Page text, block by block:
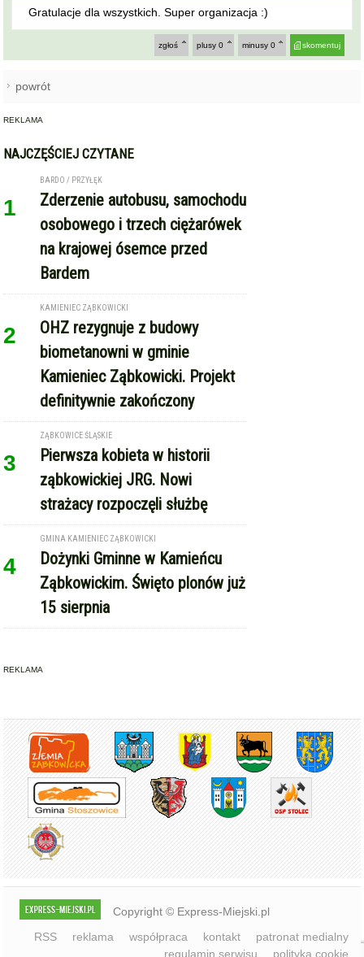
Gratulacje dla wszystkich. Super organizacja :)
skomentuj
minusy 0
plusy 0
zgłoś
powrót
REKLAMA
NAJCZĘŚCIEJ CZYTANE
1
BARDO / PRZYŁĘK
Zderzenie autobusu, samochodu
osobowego i trzech ciężarówek
na krajowej ósemce przed
Bardem
2
KAMIENIEC ZĄBKOWICKI
OHZ rezygnuje z budowy
biometanowni w gminie
Kamieniec Ząbkowicki. Projekt
definitywnie zakończony
3
ZĄBKOWICE ŚLĄSKIE
Pierwsza kobieta w historii
ząbkowickiej JRG. Nowi
strażacy rozpoczęli służbę
4
GMINA KAMIENIEC ZĄBKOWICKI
Dożynki Gminne w Kamieńcu
Ząbkowickim. Święto plonów już
15 sierpnia
REKLAMA
Copyright © Express-Miejski.pl
RSS
reklama współpraca kontakt
patronat medialny
regulamin serwisu
polityka cookie